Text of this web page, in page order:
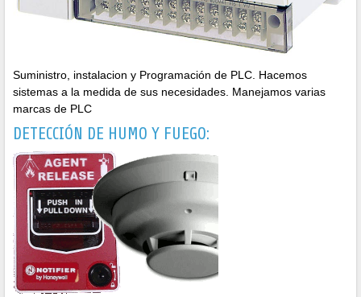
Suministro, instalacion y Programación de PLC. Hacemos
sistemas a la medida de sus necesidades. Manejamos varias
marcas de PLC
DETECCIÓN DE HUMO Y FUEGO: